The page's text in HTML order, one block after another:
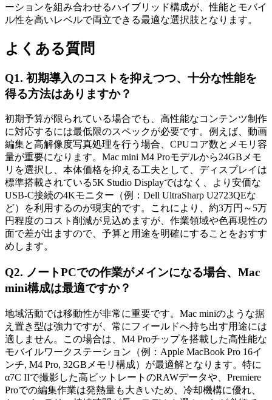
ーションを組み合わせるハイブリッド構成が、性能とモバイ
ル性を高いレベルで両立できる最適な選択肢となります。
よくある質問
Q1. 初期導入のコストを抑えつつ、十分な性能を
得る方法はありますか？
初期予算が限られている場合でも、高性能なコンテンツ制作
に対応するには最低限のスペックが必要です。例えば、動画
編集と高解像度写真処理を行う場合、CPUコア数とメモリ容
量が重要になります。Mac mini M4 Proモデルから24GBメモ
リを選択し、本体価格を抑える工夫として、ディスプレイは
標準搭載されている5K Studio Displayではなく、より安価な
USB-C接続の4Kモニター（例：Dell UltraSharp U2723QEな
ど）を利用するのが現実的です。これにより、約3万円～5万
円程度のコスト削減が見込めますが、作業領域や色再現性の
面で差が出ますので、予算と用途を明確にすることをおすす
めします。
Q2. ノートPCでの作業がメインになる場合、Mac
mini構成は最適ですか？
地域活動では移動性が非常に重要です。Mac miniのような据
え置き型は強力ですが、常にフィールドへ持ち出す用途には
適しません。この場合は、M4 Proチップを搭載した高性能な
モバイルワークステーション（例：Apple MacBook Pro 16イ
ンチ, M4 Pro, 32GBメモリ構成）が最適解となります。特に
α7C IIで撮影した高ビットレートのRAWデータや、Premiere
Proでの編集作業は発熱量も大きいため、冷却機構に優れ、